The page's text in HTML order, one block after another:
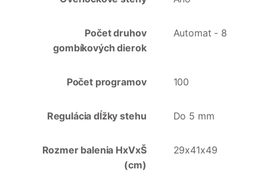
Počet druhov
gombíkových dierok
Automat - 8
Počet programov 100
Regulácia dĺžky stehu Do 5 mm
Rozmer balenia HxVxŠ
(cm)
29x41x49